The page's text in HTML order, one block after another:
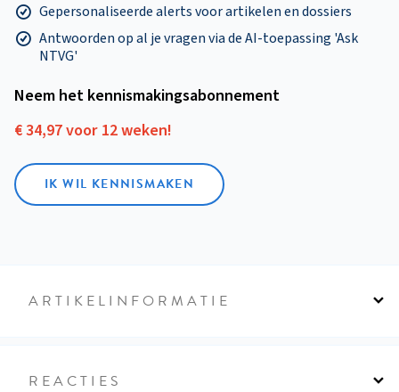
Gepersonaliseerde alerts voor artikelen en dossiers
Antwoorden op al je vragen via de AI-toepassing 'Ask
NTVG'
Neem het kennismakings­abonnement
€ 34,97 voor 12 weken!
IK WIL KENNISMAKEN
ARTIKELINFORMATIE
REACTIES